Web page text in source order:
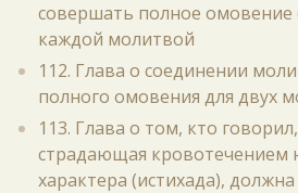
совершать полное омовение
каждой молитвой
112. Глава о соединении
полного омовения для двух
113. Глава о том, кто
страдающая кровотечением
характера (истихада),